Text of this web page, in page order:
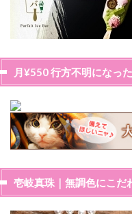
月¥550 行方不明になっ
壱岐真珠｜無調色にこだ